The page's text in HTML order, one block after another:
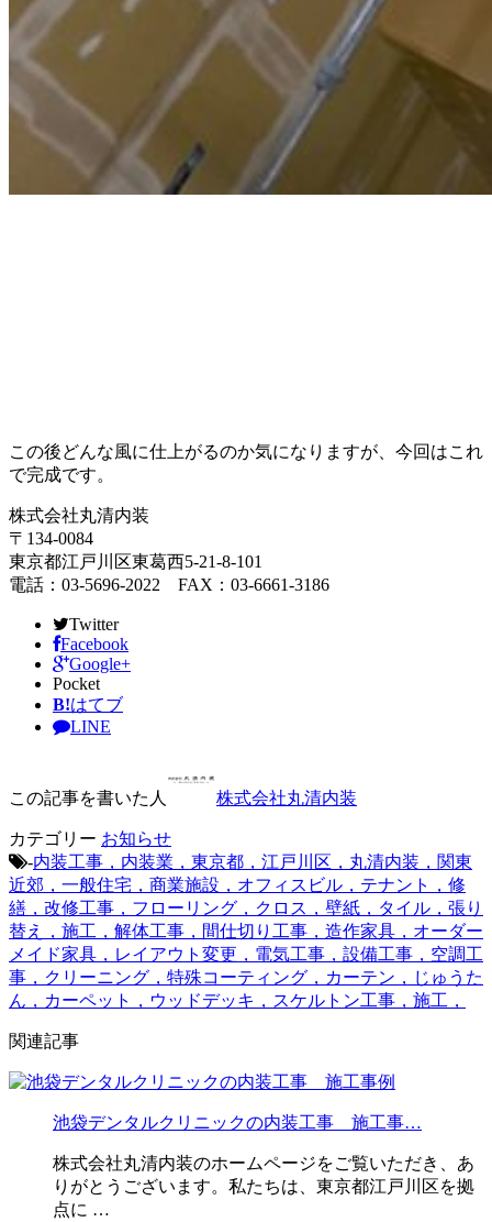
この後どんな風に仕上がるのか気になりますが、今回はこれ
で完成です。
株式会社丸清内装
〒134-0084
東京都江戸川区東葛西5-21-8-101
電話：03-5696-2022 FAX：03-6661-3186
Twitter
Facebook
Google+
Pocket
B!はてブ
LINE
この記事を書いた人 株式会社丸清内装
カテゴリー お知らせ
-内装工事，内装業，東京都，江戸川区，丸清内装，関東
近郊，一般住宅，商業施設，オフィスビル，テナント，修
繕，改修工事，フローリング，クロス，壁紙，タイル，張り
替え，施工，解体工事，間仕切り工事，造作家具，オーダー
メイド家具，レイアウト変更，電気工事，設備工事，空調工
事，クリーニング，特殊コーティング，カーテン，じゅうた
ん，カーペット，ウッドデッキ，スケルトン工事，施工，
関連記事
池袋デンタルクリニックの内装工事 施工事…
株式会社丸清内装のホームページをご覧いただき、あ
りがとうございます。私たちは、東京都江戸川区を拠
点に …